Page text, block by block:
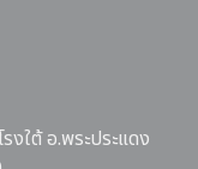
งใต้ อ.พระประแดง